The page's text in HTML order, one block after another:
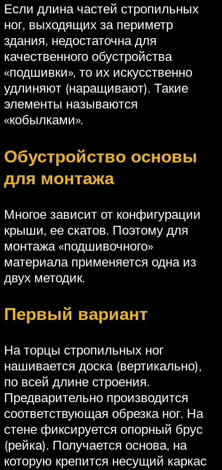
Если длина частей стропильных
ног, выходящих за периметр
здания, недостаточна для
качественного обустройства
«подшивки», то их искусственно
удлиняют (наращивают). Такие
элементы называются
«кобылками».
Обустройство основы
для монтажа
Многое зависит от конфигурации
крыши, ее скатов. Поэтому для
монтажа «подшивочного»
материала применяется одна из
двух методик.
Первый вариант
На торцы стропильных ног
нашивается доска (вертикально),
по всей длине строения.
Предварительно производится
соответствующая обрезка ног. На
стене фиксируется опорный брус
(рейка). Получается основа, на
которую крепится несущий каркас